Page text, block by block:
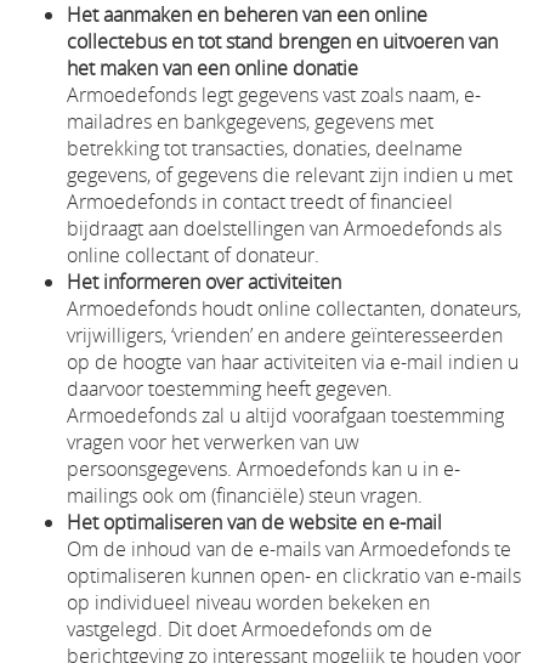
Het aanmaken en beheren van een online
collectebus en tot stand brengen en uitvoeren van
het maken van een online donatie
Armoedefonds legt gegevens vast zoals naam, e-
mailadres en bankgegevens, gegevens met
betrekking tot transacties, donaties, deelname
gegevens, of gegevens die relevant zijn indien u met
Armoedefonds in contact treedt of financieel
bijdraagt aan doelstellingen van Armoedefonds als
online collectant of donateur.
Het informeren over activiteiten
Armoedefonds houdt online collectanten, donateurs,
vrijwilligers, ‘vrienden’ en andere geïnteresseerden
op de hoogte van haar activiteiten via e-mail indien u
daarvoor toestemming heeft gegeven.
Armoedefonds zal u altijd voorafgaan toestemming
vragen voor het verwerken van uw
persoonsgegevens. Armoedefonds kan u in e-
mailings ook om (financiële) steun vragen.
Het optimaliseren van de website en e-mail
Om de inhoud van de e-mails van Armoedefonds te
optimaliseren kunnen open- en clickratio van e-mails
op individueel niveau worden bekeken en
vastgelegd. Dit doet Armoedefonds om de
berichtgeving zo interessant mogelijk te houden voor